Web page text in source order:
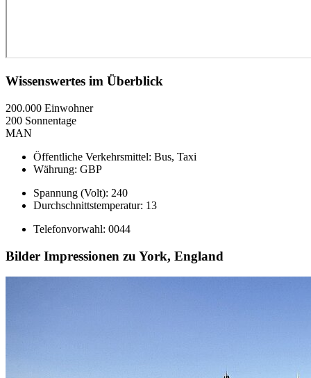
Wissenswertes im Überblick
200.000 Einwohner
200 Sonnentage
MAN
Öffentliche Verkehrsmittel: Bus, Taxi
Währung: GBP
Spannung (Volt): 240
Durchschnittstemperatur: 13
Telefonvorwahl: 0044
Bilder Impressionen zu York, England